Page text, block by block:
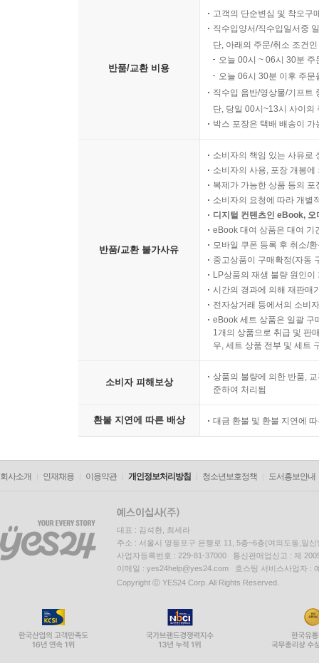
반품/교환 비용
고객의 단순변심 및 착오구
직수입양서/직수입일서중
단, 아래의 주문/취소 조건
오늘 00시 ~ 06시 30분
오늘 06시 30분 이후 주
직수입 음반/영상물/기프트
단, 당일 00시~13시 사이의
박스 포장은 택배 배송이
반품/교환 불가사유
소비자의 책임 있는 사유로
소비자의 사용, 포장 개봉
복제가 가능한 상품 등의
소비자의 요청에 따라 개별
디지털 컨텐츠인 eBook,
eBook 대여 상품은 대여 기
모바일 쿠폰 등록 후 취소/
중고상품이 구매확정(자동
LP상품의 재생 불량 원인
시간의 경과에 의해 재판매
전자상거래 등에서의 소비
eBook 세트 상품은 일괄 구
1개의 상품으로 취급 및 판
우, 세트 상품 전부 및 세트
소비자 피해보상
상품의 불량에 의한 반품,
준하여 처리됨
환불 지연에 따른 배상 대금 환불 및 환불 지연에
회사소개 인재채용 이용약관 개인정보처리방침 청소년보호정책 도서홍보안내
대표 : 김석환, 최세라
주소 : 서울시 영등포구 은행로 11, 5층~6층(여의도동,일신
사업자등록번호 : 229-81-37000 통신판매업신고 : 제
이메일 : yes24help@yes24.com 호스팅 서비스사업자 :
Copyright ⓒ YES24 Corp. All Rights Reserved.